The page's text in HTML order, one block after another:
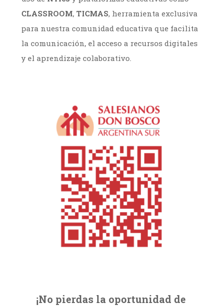
CLASSROOM,TICMAS, herramienta exclusiva
para nuestra comunidad educativa que facilita
la comunicación, el acceso a recursos digitales
y el aprendizaje colaborativo.
¡No pierdas la oportunidad de